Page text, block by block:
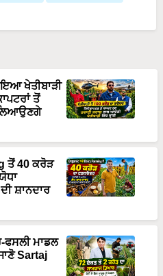
ਖੇਤੀਬਾੜੀ
ਤੋਂ
ਤੋਂ 40 ਕਰੋੜ
ਸ਼ਾਨਦਾਰ
ਮਾਡਲ
Sartaj